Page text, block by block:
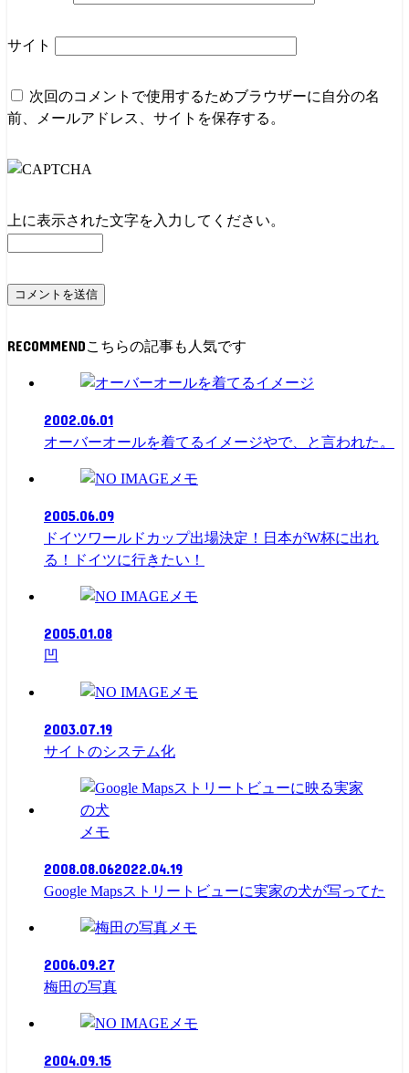
サイト
次回のコメントで使用するためブラウザーに自分の名
前、メールアドレス、サイトを保存する。
上に表示された文字を入力してください。
RECOMMEND
2002.06.01
オーバーオールを着てるイメージやで、と言われた。
メモ
2005.06.09
ドイツワールドカップ出場決定！日本がW杯に出れ
る！ドイツに行きたい！
メモ
2005.01.08
凹
メモ
2003.07.19
サイトのシステム化
メモ
2008.08.062022.04.19
Google Mapsストリートビューに実家の犬が写ってた
メモ
2006.09.27
梅田の写真
メモ
2004.09.15